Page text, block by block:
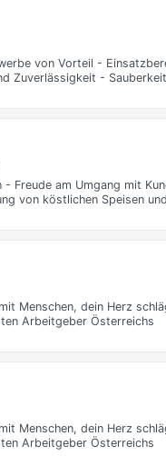
von Vorteil -
Zuverlässigkeit -
Freude am Umgang mit
von köstlichen Speisen
Menschen, dein Herz
Arbeitgeber Österreichs
Menschen, dein Herz
Arbeitgeber Österreichs